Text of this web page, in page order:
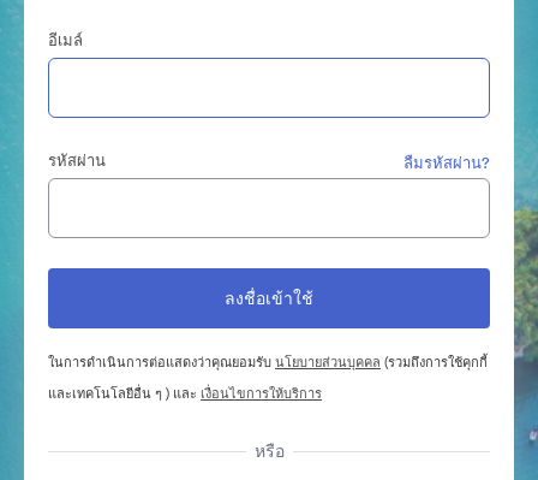
อีเมล์
รหัสผ่าน ลืมรหัสผ่าน?
ในการดำเนินการต่อแสดงว่าคุณยอมรับนโยบายส่วนบุคคล (รวมถึงการใช้คุกกี้
และเทคโนโลยีอื่น ๆ ) และ เงื่อนไขการให้บริการ
หรือ